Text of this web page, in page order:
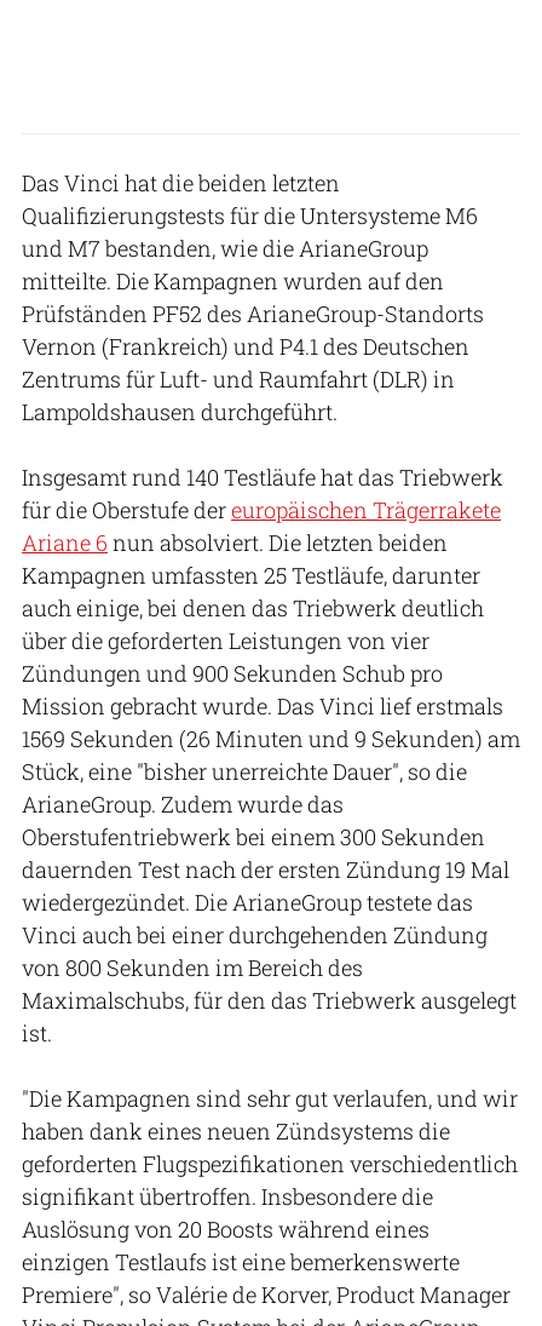
Das Vinci hat die beiden letzten
Qualifizierungstests für die Untersysteme M6
und M7 bestanden, wie die ArianeGroup
mitteilte. Die Kampagnen wurden auf den
Prüfständen PF52 des ArianeGroup-Standorts
Vernon (Frankreich) und P4.1 des Deutschen
Zentrums für Luft- und Raumfahrt (DLR) in
Lampoldshausen durchgeführt.
Insgesamt rund 140 Testläufe hat das Triebwerk
für die Oberstufe dereuropäischen Trägerrakete
Ariane 6 nun absolviert. Die letzten beiden
Kampagnen umfassten 25 Testläufe, darunter
auch einige, bei denen das Triebwerk deutlich
über die geforderten Leistungen von vier
Zündungen und 900 Sekunden Schub pro
Mission gebracht wurde. Das Vinci lief erstmals
1569 Sekunden (26 Minuten und 9 Sekunden) am
Stück, eine "bisher unerreichte Dauer", so die
ArianeGroup. Zudem wurde das
Oberstufentriebwerk bei einem 300 Sekunden
dauernden Test nach der ersten Zündung 19 Mal
wiedergezündet. Die ArianeGroup testete das
Vinci auch bei einer durchgehenden Zündung
von 800 Sekunden im Bereich des
Maximalschubs, für den das Triebwerk ausgelegt
ist.
"Die Kampagnen sind sehr gut verlaufen, und wir
haben dank eines neuen Zündsystems die
geforderten Flugspezifikationen verschiedentlich
signifikant übertroffen. Insbesondere die
Auslösung von 20 Boosts während eines
einzigen Testlaufs ist eine bemerkenswerte
Premiere", so Valérie de Korver, Product Manager